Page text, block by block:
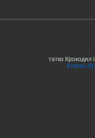
татко
Entries